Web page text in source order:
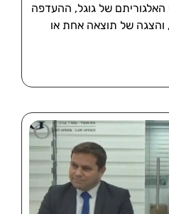
של גוגל, ההעדפה
והצגה של תוצאה אחת או